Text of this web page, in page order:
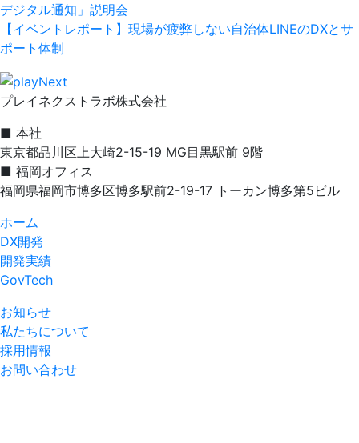
デジタル通知」説明会
【イベントレポート】現場が疲弊しない自治体LINEのDXとサ
ポート体制
プレイネクストラボ株式会社
■ 本社
東京都品川区上大崎2-15-19 MG目黒駅前 9階
■ 福岡オフィス
福岡県福岡市博多区博多駅前2-19-17 トーカン博多第5ビル
ホーム
DX開発
開発実績
GovTech
お知らせ
私たちについて
採用情報
お問い合わせ